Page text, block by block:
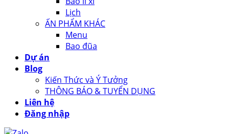
Lịch
ẤN PHẨM KHÁC
Menu
Bao đũa
Dự án
Blog
Kiến Thức và Ý Tưởng
THÔNG BÁO & TUYỂN DỤNG
Liên hệ
Đăng nhập